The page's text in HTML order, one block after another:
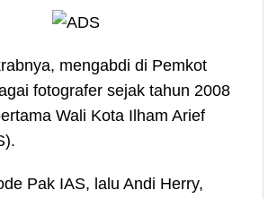
mengabdi di Pemkot
fotografer sejak tahun 2008
Wali Kota Ilham Arief
Pak IAS, lalu Andi Herry,